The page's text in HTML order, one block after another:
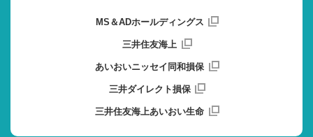
MS＆ADホールディングス
三井住友海上
あいおいニッセイ同和損保
三井ダイレクト損保
三井住友海上あいおい生命